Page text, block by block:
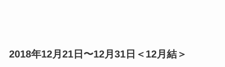
2018年12月21日〜12月31日＜12月結＞